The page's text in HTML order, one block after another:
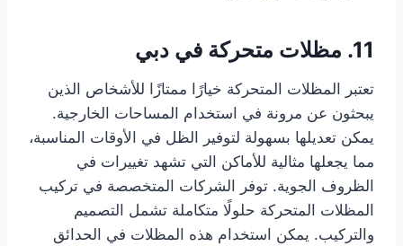
11. مظلات متحركة في دبي
تعتبر المظلات المتحركة خيارًا ممتازًا للأشخاص الذين
يبحثون عن مرونة في استخدام المساحات الخارجية.
يمكن تعديلها بسهولة لتوفير الظل في الأوقات المناسبة،
مما يجعلها مثالية للأماكن التي تشهد تغييرات في
الظروف الجوية. توفر الشركات المتخصصة في تركيب
المظلات المتحركة حلولًا متكاملة تشمل التصميم
والتركيب. يمكن استخدام هذه المظلات في الحدائق